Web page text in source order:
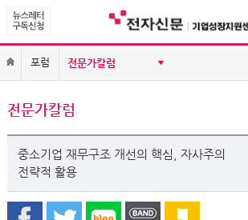
포럼
전문가칼럼
중소기업 재무구조 개선의 핵심, 자사주의
전략적 활용